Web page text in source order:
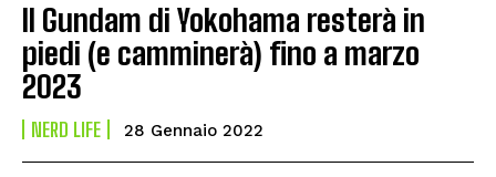
Il Gundam di Yokohama resterà in
piedi (e camminerà) fino a marzo
2023
NERD LIFE 28 Gennaio 2022